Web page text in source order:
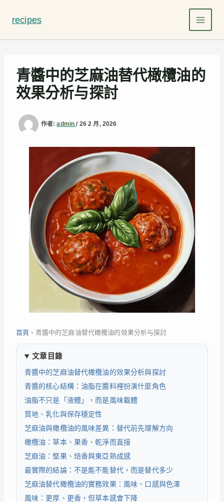
要
recipes
青醬中的芝麻油替代橄欖油的
效果分析与探討
作者:admin/ 26 2 月, 2026
首頁 › 青醬中的芝麻油替代橄欖油的效果分析与探討
文章目錄
青醬中的芝麻油替代橄欖油的效果分析與探討
青醬的核心結構：油脂在醬料裡扮演什麼角色
油脂不只是「液體」，而是風味載體
質地、乳化與保存穩定性
芝麻油與橄欖油的風味差異：替代前先理解方向
橄欖油：草本、果香、乾淨而直接
芝麻油：堅果、焙香與東亞熟成感
最實際的結論：不是能不能替代，而是替代多少
芝麻油替代橄欖油的實務效果：風味、口感與色澤
風味：更厚、更香，但草本感會下降